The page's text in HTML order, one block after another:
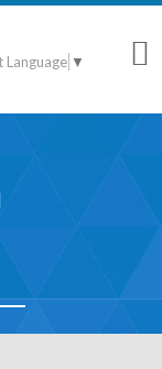
Language ▼